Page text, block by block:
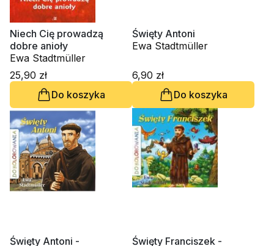
Niech Cię prowadzą
dobre anioły
Ewa Stadtmüller
25,90 zł
Do koszyka
Święty Antoni
Ewa Stadtmüller
6,90 zł
Do koszyka
Święty Antoni - Święty Franciszek -